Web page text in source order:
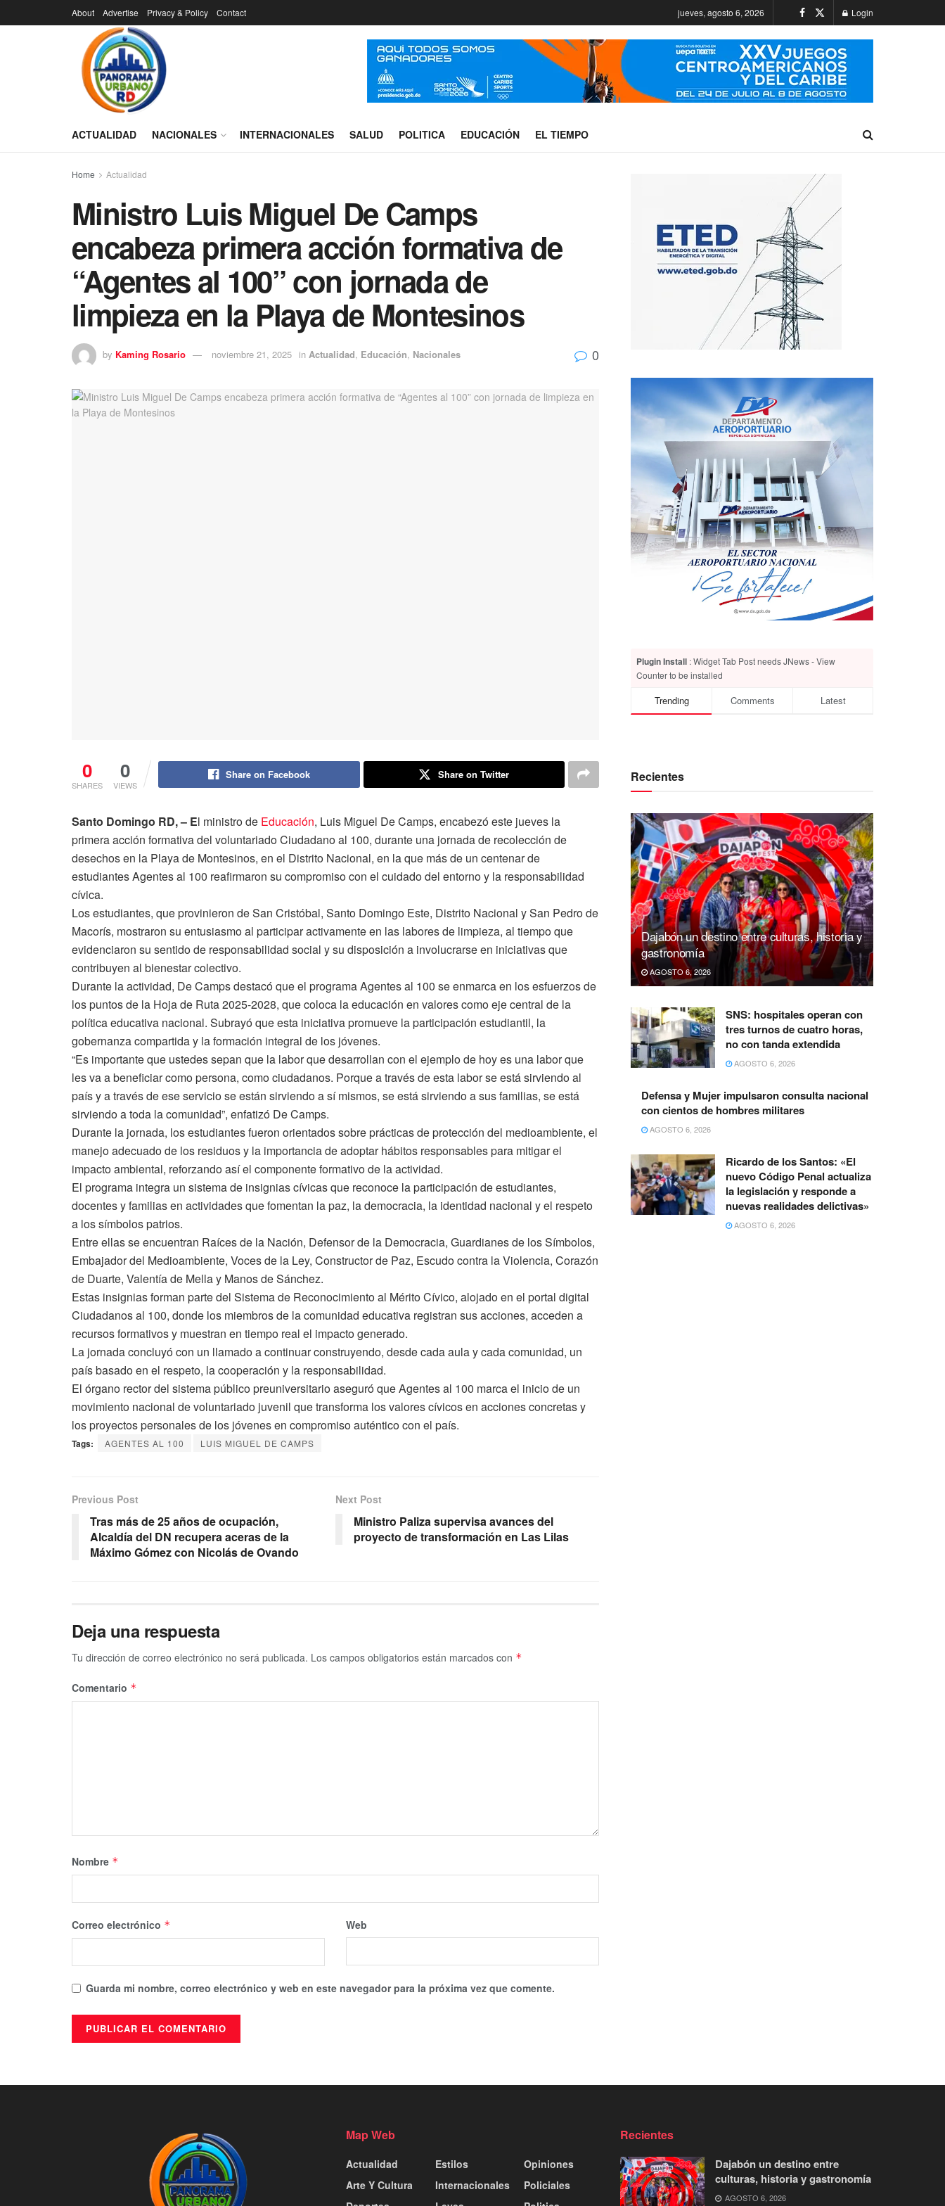
About Advertise Privacy & Policy Contact jueves, agosto 6, 2026 Login
ACTUALIDAD NACIONALES INTERNACIONALES SALUD POLITICA EDUCACIÓN EL TIEMPO
Home Actualidad
Ministro Luis Miguel De Camps
encabeza primera acción formativa de
“Agentes al 100” con jornada de
limpieza en la Playa de Montesinos
by Kaming Rosario noviembre 21, 2025 in Actualidad, Educación, Nacionales 0
0
SHARES
0
VIEWS
Share on Facebook Share on Twitter
Santo Domingo RD, – El ministro de Educación, Luis Miguel De Camps, encabezó este jueves la
primera acción formativa del voluntariado Ciudadano al 100, durante una jornada de recolección de
desechos en la Playa de Montesinos, en el Distrito Nacional, en la que más de un centenar de
estudiantes Agentes al 100 reafirmaron su compromiso con el cuidado del entorno y la responsabilidad
cívica.
Los estudiantes, que provinieron de San Cristóbal, Santo Domingo Este, Distrito Nacional y San Pedro de
Macorís, mostraron su entusiasmo al participar activamente en las labores de limpieza, al tiempo que
evidenciaron su sentido de responsabilidad social y su disposición a involucrarse en iniciativas que
contribuyen al bienestar colectivo.
Durante la actividad, De Camps destacó que el programa Agentes al 100 se enmarca en los esfuerzos de
los puntos de la Hoja de Ruta 2025-2028, que coloca la educación en valores como eje central de la
política educativa nacional. Subrayó que esta iniciativa promueve la participación estudiantil, la
gobernanza compartida y la formación integral de los jóvenes.
“Es importante que ustedes sepan que la labor que desarrollan con el ejemplo de hoy es una labor que
les va a beneficiar como persona, como ciudadanos. Porque a través de esta labor se está sirviendo al
país y a través de ese servicio se están sirviendo a sí mismos, se está sirviendo a sus familias, se está
sirviendo a toda la comunidad”, enfatizó De Camps.
Durante la jornada, los estudiantes fueron orientados sobre prácticas de protección del medioambiente, el
manejo adecuado de los residuos y la importancia de adoptar hábitos responsables para mitigar el
impacto ambiental, reforzando así el componente formativo de la actividad.
El programa integra un sistema de insignias cívicas que reconoce la participación de estudiantes,
docentes y familias en actividades que fomentan la paz, la democracia, la identidad nacional y el respeto
a los símbolos patrios.
Entre ellas se encuentran Raíces de la Nación, Defensor de la Democracia, Guardianes de los Símbolos,
Embajador del Medioambiente, Voces de la Ley, Constructor de Paz, Escudo contra la Violencia, Corazón
de Duarte, Valentía de Mella y Manos de Sánchez.
Estas insignias forman parte del Sistema de Reconocimiento al Mérito Cívico, alojado en el portal digital
Ciudadanos al 100, donde los miembros de la comunidad educativa registran sus acciones, acceden a
recursos formativos y muestran en tiempo real el impacto generado.
La jornada concluyó con un llamado a continuar construyendo, desde cada aula y cada comunidad, un
país basado en el respeto, la cooperación y la responsabilidad.
El órgano rector del sistema público preuniversitario aseguró que Agentes al 100 marca el inicio de un
movimiento nacional de voluntariado juvenil que transforma los valores cívicos en acciones concretas y
los proyectos personales de los jóvenes en compromiso auténtico con el país.
Tags: AGENTES AL 100 LUIS MIGUEL DE CAMPS
Previous Post
Tras más de 25 años de ocupación,
Alcaldía del DN recupera aceras de la
Máximo Gómez con Nicolás de Ovando
Next Post
Ministro Paliza supervisa avances del
proyecto de transformación en Las Lilas
Deja una respuesta
Tu dirección de correo electrónico no será publicada. Los campos obligatorios están marcados con *
Comentario *
Nombre *
Correo electrónico * Web
Guarda mi nombre, correo electrónico y web en este navegador para la próxima vez que comente.
Plugin Install : Widget Tab Post needs JNews - View
Counter to be installed
Trending Comments Latest
Recientes
Dajabón un destino entre culturas, historia y
gastronomía
AGOSTO 6, 2026
SNS: hospitales operan con
tres turnos de cuatro horas,
no con tanda extendida
AGOSTO 6, 2026
Defensa y Mujer impulsaron consulta nacional
con cientos de hombres militares
AGOSTO 6, 2026
Ricardo de los Santos: «El
nuevo Código Penal actualiza
la legislación y responde a
nuevas realidades delictivas»
AGOSTO 6, 2026
Map Web
Actualidad
Arte Y Cultura
Estilos
Internacionales
Opiniones
Policiales
Recientes
Dajabón un destino entre
culturas, historia y gastronomía
AGOSTO 6, 2026